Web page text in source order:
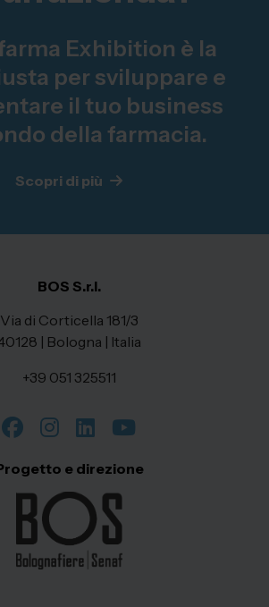
Exhibition è la
per sviluppare e
il tuo business
della farmacia.
Scopri di più
BOS S.r.l.
Via di Corticella 181/3
| Bologna | Italia
+39 051 325511
e direzione